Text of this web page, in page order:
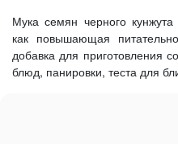
Мука семян черного кунжута
как повышающая
добавка для приготовления
блюд, панировки, теста для